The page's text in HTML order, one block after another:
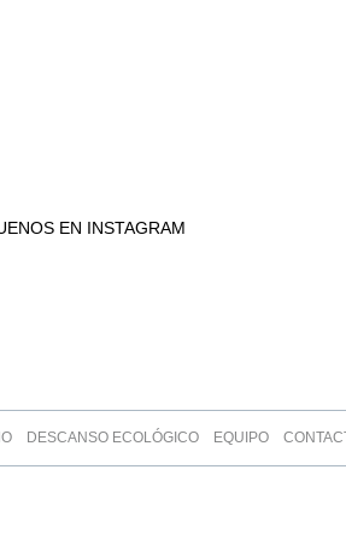
EN INSTAGRAM
DESCANSO ECOLÓGICO EQUIPO